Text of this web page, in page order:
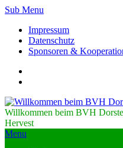
Sub Menu
Impressum
Datenschutz
Sponsoren &
Willkommen beim BVH
Hervest
Menu